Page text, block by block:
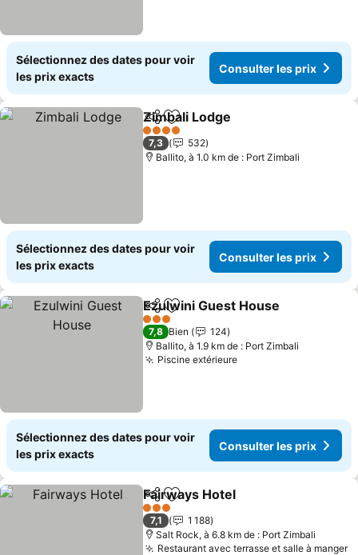
Sélectionnez des dates pour voir
les prix exacts
Consulter les prix
PartagerAjouter à mes favoris
Zimbali Lodge
4 Étoiles
7,3
532
Ballito, à 1.0 km de : Port Zimbali
Sélectionnez des dates pour voir
les prix exacts
Consulter les prix
PartagerAjouter à mes favoris
Ezulwini Guest House
3 Étoiles
7,8 Bien
124
Ballito, à 1.9 km de : Port Zimbali
Piscine extérieureConsulter les prix
Sélectionnez des dates pour voir
les prix exacts
Consulter les prix
PartagerAjouter à mes favoris
Fairways Hotel
3 Étoiles
7,1
1 188
Salt Rock, à 6.8 km de : Port Zimbali
Restaurant avec terrasse et salle à manger